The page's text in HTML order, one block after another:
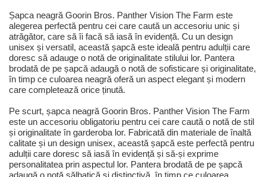
Șapca neagră Goorin Bros. Panther Vision The Farm este
alegerea perfectă pentru cei care caută un accesoriu unic și
atrăgător, care să îi facă să iasă în evidență. Cu un design
unisex și versatil, această șapcă este ideală pentru adulții care
doresc să adauge o notă de originalitate stilului lor. Pantera
brodată de pe șapcă adaugă o notă de sofisticare și originalitate,
în timp ce culoarea neagră oferă un aspect elegant și modern
care completează orice ținută.
Pe scurt, șapca neagră Goorin Bros. Panther Vision The Farm
este un accesoriu obligatoriu pentru cei care caută o notă de stil
și originalitate în garderoba lor. Fabricată din materiale de înaltă
calitate și un design unisex, această șapcă este perfectă pentru
adulții care doresc să iasă în evidență și să-și exprime
personalitatea prin aspectul lor. Pantera brodată de pe șapcă